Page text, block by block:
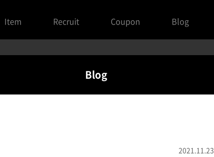
Item Recruit Coupon Blog
Blog
2021.11.23